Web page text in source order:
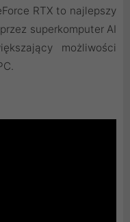
RTX to najlepszy
superkomputer AI
możliwości